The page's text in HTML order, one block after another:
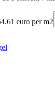
euro per m2